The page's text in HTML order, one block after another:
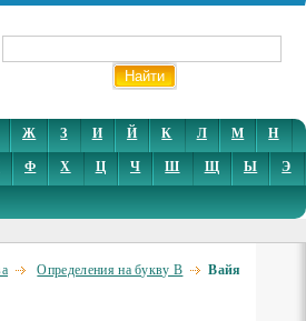
Ж З И Й К Л М
Н
Ф Х Ц Ч Ш Щ Ы
Э
Определения на букву В Вайя